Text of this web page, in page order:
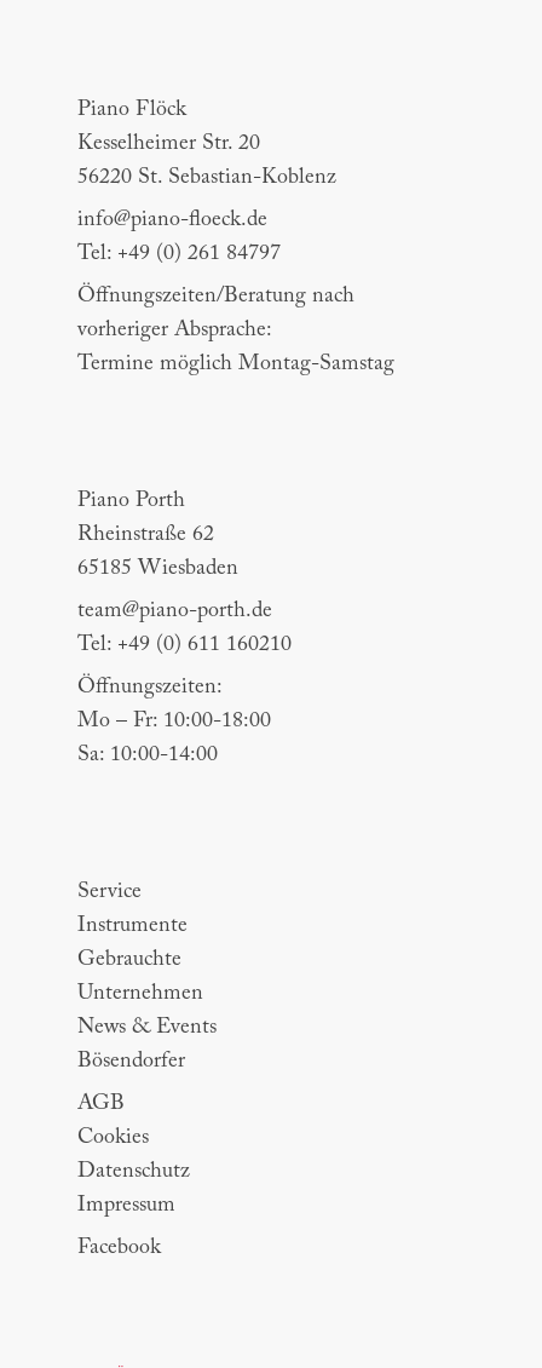
Piano Flöck
Kesselheimer Str. 20
56220 St. Sebastian-Koblenz
info@piano-floeck.de
Tel: +49 (0) 261 84797
Öffnungszeiten/Beratung nach
vorheriger Absprache:
Termine möglich Montag-Samstag
Piano Porth
Rheinstraße 62
65185 Wiesbaden
team@piano-porth.de
Tel: +49 (0) 611 160210
Öffnungszeiten:
Mo – Fr: 10:00-18:00
Sa: 10:00-14:00
Service
Instrumente
Gebrauchte
Unternehmen
News & Events
Bösendorfer
AGB
Cookies
Datenschutz
Impressum
Facebook